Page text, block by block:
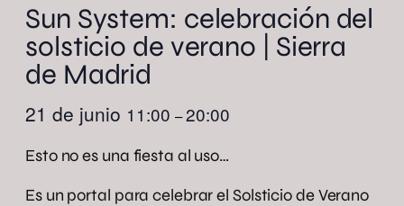
Sun System: celebración del
solsticio de verano | Sierra
de Madrid
21 de junio 11:00 –20:00
Esto no es una fiesta al uso…
Es un portal para celebrar el Solsticio de Verano